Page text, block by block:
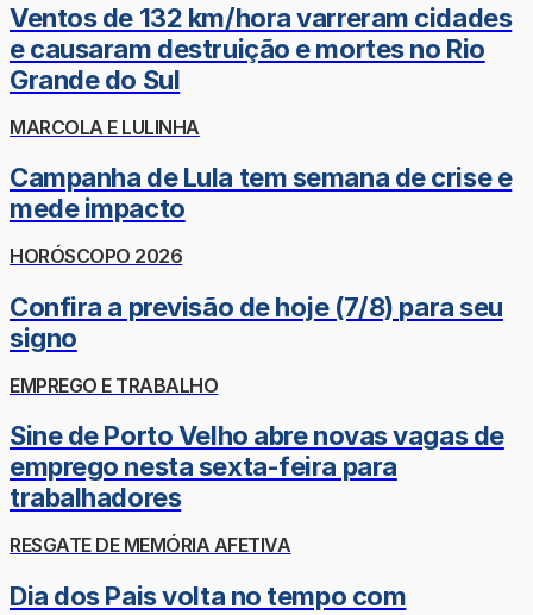
Ventos de 132 km/hora varreram cidades
e causaram destruição e mortes no Rio
Grande do Sul
MARCOLA E LULINHA
Campanha de Lula tem semana de crise e
mede impacto
HORÓSCOPO 2026
Confira a previsão de hoje (7/8) para seu
signo
EMPREGO E TRABALHO
Sine de Porto Velho abre novas vagas de
emprego nesta sexta-feira para
trabalhadores
RESGATE DE MEMÓRIA AFETIVA
Dia dos Pais volta no tempo com